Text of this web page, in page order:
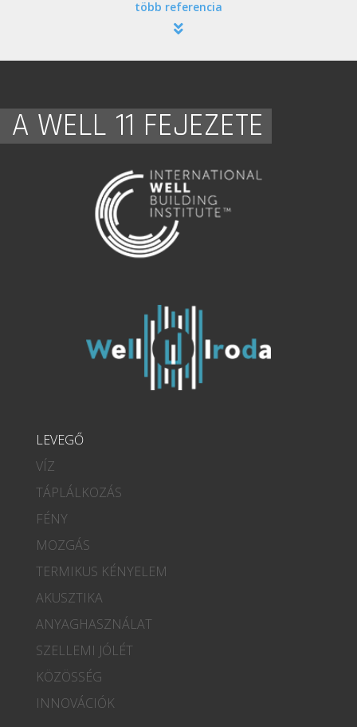
több referencia
A WELL 11 FEJEZETE
LEVEGŐ
VÍZ
TÁPLÁLKOZÁS
FÉNY
MOZGÁS
TERMIKUS KÉNYELEM
AKUSZTIKA
ANYAGHASZNÁLAT
SZELLEMI JÓLÉT
KÖZÖSSÉG
INNOVÁCIÓK